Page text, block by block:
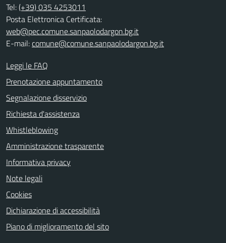
Tel:(+39) 035 4253011
Posta Elettronica Certificata:
web@pec.comune.sanpaolodargon.bg.it
E-mail:comune@comune.sanpaolodargon.bg.it
Leggi le FAQ
Prenotazione appuntamento
Segnalazione disservizio
Richiesta d'assistenza
Whistleblowing
Amministrazione trasparente
Informativa privacy
Note legali
Cookies
Dichiarazione di accessibilità
Piano di miglioramento del sito